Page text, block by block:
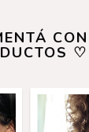
♡